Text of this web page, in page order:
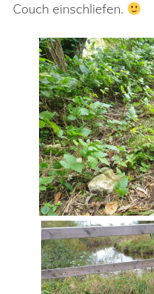
Couch einschliefen.